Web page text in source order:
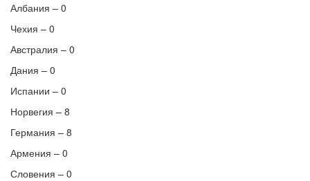
Албания – 0
Чехия – 0
Австралия – 0
Дания – 0
Испании – 0
Норвегия – 8
Германия – 8
Армения – 0
Словения – 0